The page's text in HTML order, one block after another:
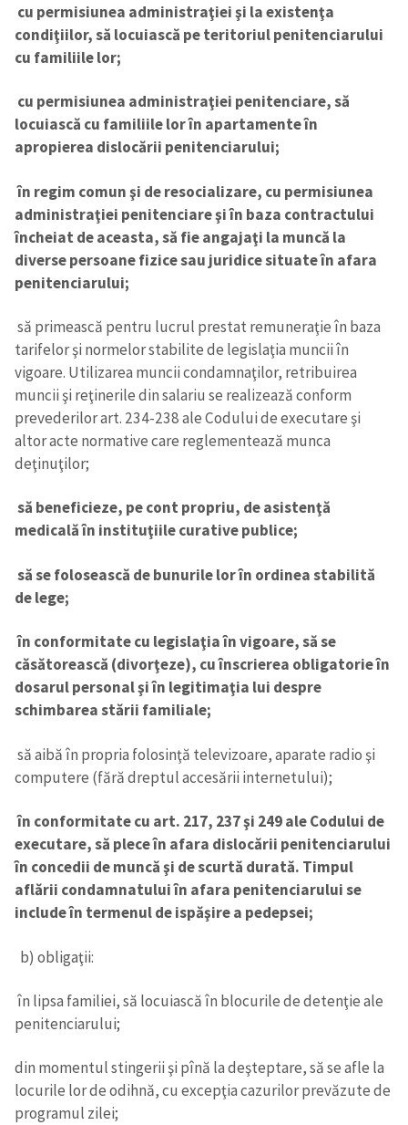
cu permisiunea administraţiei şi la existenţa
condiţiilor, să locuiască pe teritoriul penitenciarului
cu familiile lor;
cu permisiunea administraţiei penitenciare, să
locuiască cu familiile lor în apartamente în
apropierea dislocării penitenciarului;
în regim comun şi de resocializare, cu permisiunea
administraţiei penitenciare şi în baza contractului
încheiat de aceasta, să fie angajaţi la muncă la
diverse persoane fizice sau juridice situate în afara
penitenciarului;
să primească pentru lucrul prestat remuneraţie în baza
tarifelor şi normelor stabilite de legislaţia muncii în
vigoare. Utilizarea muncii condamnaţilor, retribuirea
muncii şi reţinerile din salariu se realizează conform
prevederilor art. 234-238 ale Codului de executare şi
altor acte normative care reglementează munca
deţinuţilor;
să beneficieze, pe cont propriu, de asistenţă
medicală în instituţiile curative publice;
să se folosească de bunurile lor în ordinea stabilită
de lege;
în conformitate cu legislaţia în vigoare, să se
căsătorească (divorţeze), cu înscrierea obligatorie în
dosarul personal şi în legitimaţia lui despre
schimbarea stării familiale;
să aibă în propria folosinţă televizoare, aparate radio şi
computere (fără dreptul accesării internetului);
în conformitate cu art. 217, 237 şi 249 ale Codului de
executare, să plece în afara dislocării penitenciarului
în concedii de muncă şi de scurtă durată. Timpul
aflării condamnatului în afara penitenciarului se
include în termenul de ispăşire a pedepsei;
b) obligaţii:
în lipsa familiei, să locuiască în blocurile de detenţie ale
penitenciarului;
din momentul stingerii şi pînă la deşteptare, să se afle la
locurile lor de odihnă, cu excepţia cazurilor prevăzute de
programul zilei;